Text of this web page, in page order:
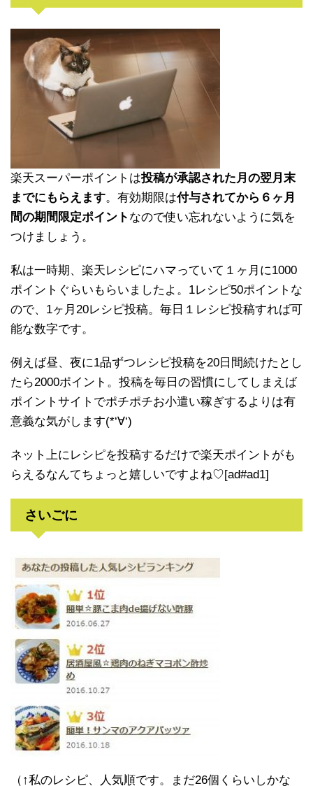
楽天スーパーポイントは投稿が承認された月の翌月末
までにもらえます。有効期限は付与されてから６ヶ月
間の期間限定ポイント なので使い忘れないように気を
つけましょう。
私は一時期、楽天レシピにハマっていて１ヶ月に1000
ポイントぐらいもらいましたよ。1レシピ50ポイントな
ので、1ヶ月20レシピ投稿。毎日１レシピ投稿すれば可
能な数字です。
例えば昼、夜に1品ずつレシピ投稿を20日間続けたとし
たら2000ポイント。投稿を毎日の習慣にしてしまえば
ポイントサイトでポチポチお小遣い稼ぎするよりは有
意義な気がします(*‘∀‘)
ネット上にレシピを投稿するだけで楽天ポイントがも
らえるなんてちょっと嬉しいですよね♡[ad#ad1]
さいごに
（↑私のレシピ、人気順です。まだ26個くらいしかな